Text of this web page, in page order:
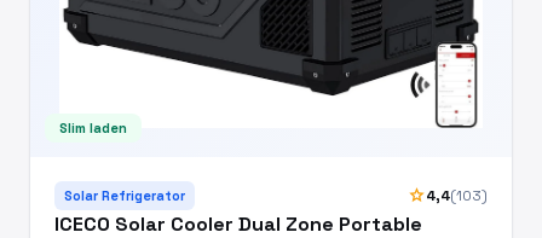
Slim laden
Solar Refrigerator star4,4(103)
ICECO Solar Cooler Dual Zone Portable